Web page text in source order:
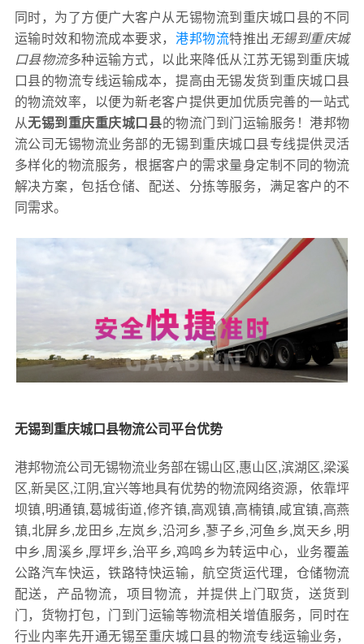
同时，为了方便广大客户从无锡物流到重庆城口县的不同
运输时效和物流成本要求， 港邦物流特推出 无锡到重庆城
口县物流多种运输方式，以此来降低从江苏无锡到重庆城
口县的物流专线运输成本，提高由无锡发货到重庆城口县
的物流效率，以便为新老客户提供更加优质完善的一站式
从无锡到重庆重庆城口县的物流门到门运输服务！港邦物
流公司无锡物流业务部的无锡到重庆城口县专线提供灵活
多样化的物流服务，根据客户的需求量身定制不同的物流
解决方案，包括仓储、配送、分拣等服务，满足客户的不
同需求。
无锡到重庆城口县物流公司平台优势
港邦物流公司无锡物流业务部在锡山区,惠山区,滨湖区,梁溪
区,新吴区,江阴,宜兴等地具有优势的物流网络资源，依靠坪
坝镇,明通镇,葛城街道,修齐镇,高观镇,高楠镇,咸宜镇,高燕
镇,北屏乡,龙田乡,左岚乡,沿河乡,蓼子乡,河鱼乡,岚天乡,明
中乡,周溪乡,厚坪乡,治平乡,鸡鸣乡为转运中心，业务覆盖
公路汽车快运，铁路特快运输，航空货运代理，仓储物流
配送，产品物流，项目物流，并提供上门取货，送货到
门，货物打包，门到门运输等物流相关增值服务，同时在
行业内率先开通无锡至重庆城口县的物流专线运输业务，